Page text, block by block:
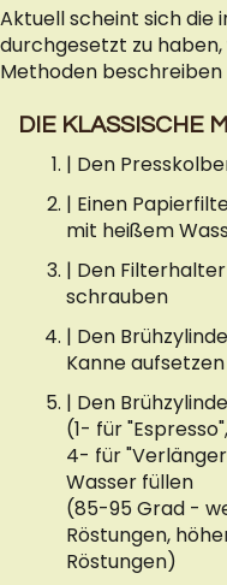
Aktuell scheint sich
durchgesetzt zu
Methoden beschreiben
DIE KLASSISCHE
| Den
| Einen
mit heißem
| Den
schrauben
| Den
Kanne
| Den
(1- für
4- für
Wasser füllen
(85-95 Grad -
Röstungen,
Röstungen)